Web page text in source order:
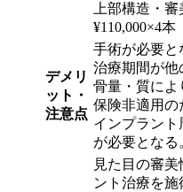
上部構造・
¥110,000×4本
デメリ
ット・
注意点
手術が必要と
治療期間が他
骨量・質によ
保険非適用の
インプラント
が必要となる
見た目の審
ント治療を